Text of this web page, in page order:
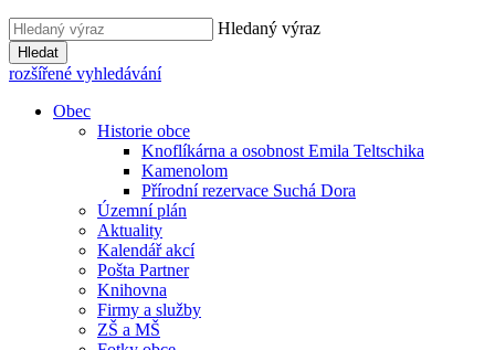
Hledaný výraz
Hledat
rozšířené vyhledávání
Obec
Historie obce
Knoflíkárna a osobnost Emila Teltschika
Kamenolom
Přírodní rezervace Suchá Dora
Územní plán
Aktuality
Kalendář akcí
Pošta Partner
Knihovna
Firmy a služby
ZŠ a MŠ